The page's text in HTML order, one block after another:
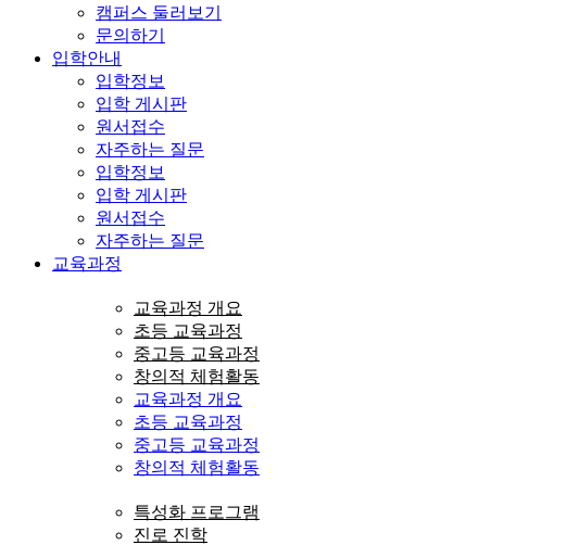
캠퍼스 둘러보기
문의하기
입학안내
입학정보
입학 게시판
원서접수
자주하는 질문
입학정보
입학 게시판
원서접수
자주하는 질문
교육과정
교육과정 개요
초등 교육과정
중고등 교육과정
창의적 체험활동
교육과정 개요
초등 교육과정
중고등 교육과정
창의적 체험활동
특성화 프로그램
진로 진학